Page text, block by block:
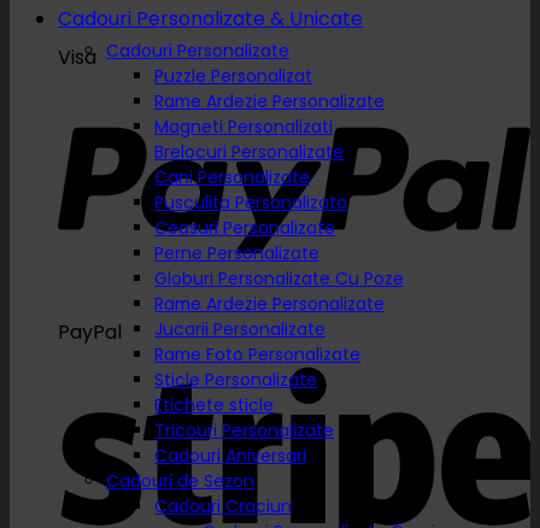
Visa
PayPal
Cadouri Personalizate & Unicate
Cadouri Personalizate
Puzzle Personalizat
Rame Ardezie Personalizate
Magneti Personalizati
Brelocuri Personalizate
Cani Personalizate
Pusculita Personalizata
Ceasuri Personalizate
Perne Personalizate
Globuri Personalizate Cu Poze
Rame Ardezie Personalizate
Jucarii Personalizate
Rame Foto Personalizate
Sticle Personalizate
Etichete sticle
Tricouri Personalizate
Cadouri Aniversari
Cadouri de Sezon
Cadouri Craciun